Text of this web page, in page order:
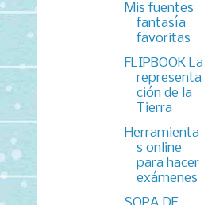
Mis fuentes
fantasía
favoritas
FLIPBOOK La
representa
ción de la
Tierra
Herramienta
s online
para hacer
exámenes